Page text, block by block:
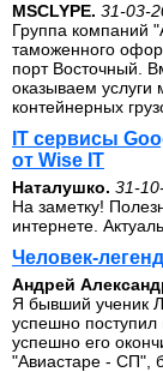
MSCLYPE. 31-03-
Группа компаний
таможенного
порт Восточный.
оказываем услуги
контейнерных
IT сервисы
от Wise IT
Наталушко. 31-
На заметку!
интернете.
Человек-
Андрей
Я бывший ученик
успешно поступил
успешно его
"Авиастаре - СП",